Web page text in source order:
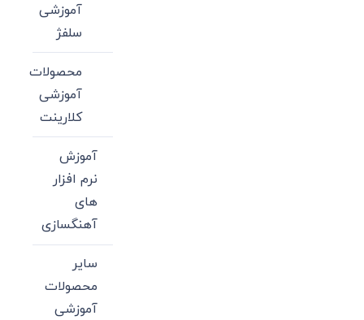
آموزشی
سلفژ
محصولات
آموزشی
کلارینت
آموزش
نرم افزار
های
آهنگسازی
سایر
محصولات
آموزشی